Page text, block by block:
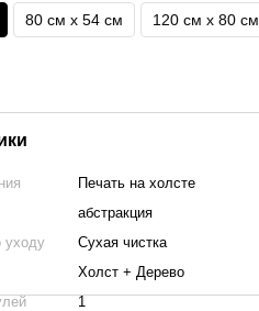
80 см x 54 см 120 см x 80 см
Печать на холсте
абстракция
уходу
Сухая чистка
Холст + Дерево
1